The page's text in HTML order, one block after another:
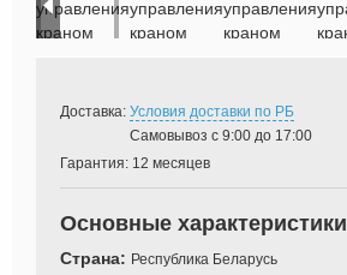
Доставка: Условия доставки по РБ
Самовывоз с 9:00 до 17:00
Гарантия: 12 месяцев
Основные характеристики
Страна: Республика Беларусь